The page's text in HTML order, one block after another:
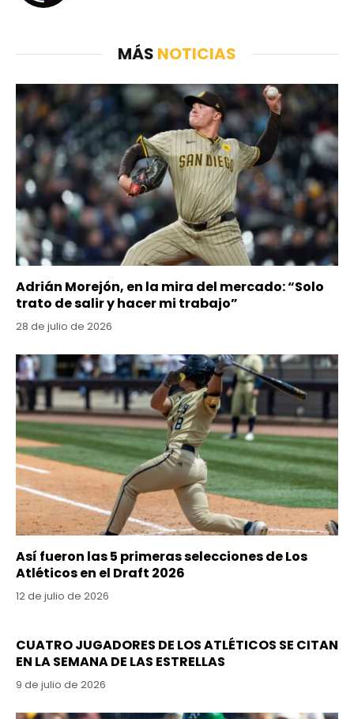
MÁS NOTICIAS
Adrián Morejón, en la mira del mercado: “Solo
trato de salir y hacer mi trabajo”
28 de julio de 2026
Así fueron las 5 primeras selecciones de Los
Atléticos en el Draft 2026
12 de julio de 2026
CUATRO JUGADORES DE LOS ATLÉTICOS SE CITAN
EN LA SEMANA DE LAS ESTRELLAS
9 de julio de 2026